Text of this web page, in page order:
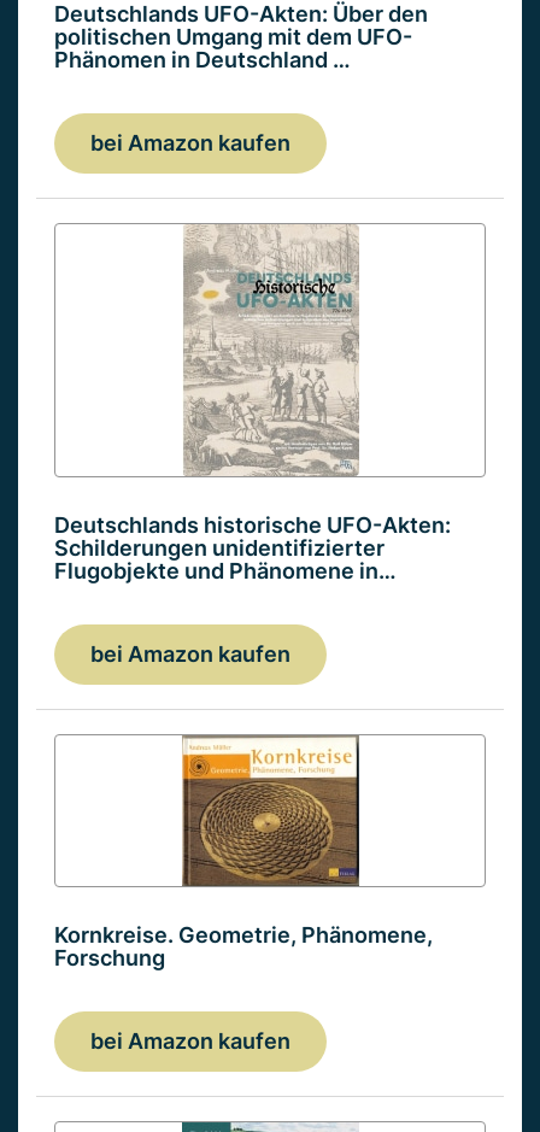
Deutschlands UFO-Akten: Über den
politischen Umgang mit dem UFO-
Phänomen in Deutschland …
bei Amazon kaufen
Deutschlands historische UFO-Akten:
Schilderungen unidentifizierter
Flugobjekte und Phänomene in…
bei Amazon kaufen
Kornkreise. Geometrie, Phänomene,
Forschung
bei Amazon kaufen